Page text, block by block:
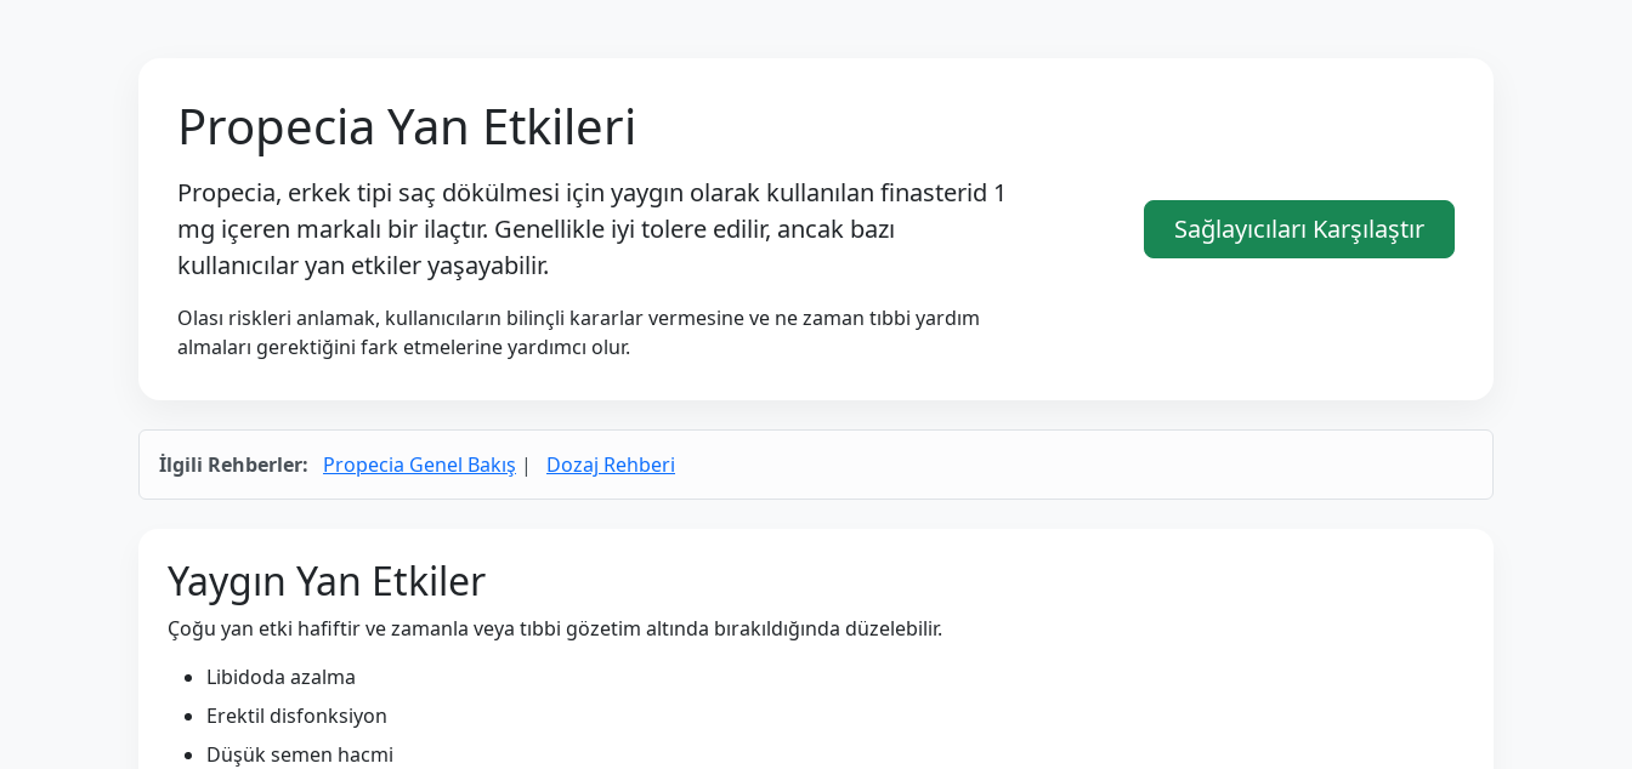
Propecia Yan Etkileri
Propecia, erkek tipi saç dökülmesi için yaygın olarak kullanılan finasterid 1
mg içeren markalı bir ilaçtır. Genellikle iyi tolere edilir, ancak bazı
kullanıcılar yan etkiler yaşayabilir.
Olası riskleri anlamak, kullanıcıların bilinçli kararlar vermesine ve ne zaman tıbbi yardım
almaları gerektiğini fark etmelerine yardımcı olur.
Sağlayıcıları Karşılaştır
İlgili Rehberler: Propecia Genel Bakış | Dozaj Rehberi
Yaygın Yan Etkiler
Çoğu yan etki hafiftir ve zamanla veya tıbbi gözetim altında bırakıldığında düzelebilir.
Libidoda azalma
Erektil disfonksiyon
Düşük semen hacmi